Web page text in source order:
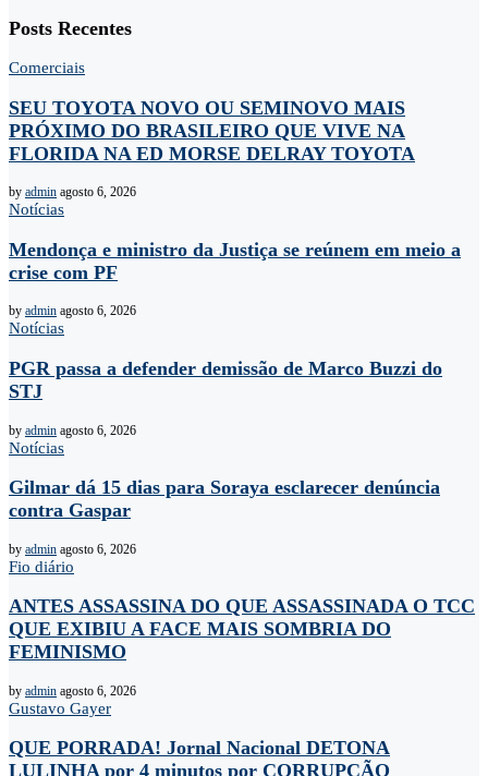
Posts Recentes
Comerciais
SEU TOYOTA NOVO OU SEMINOVO MAIS
PRÓXIMO DO BRASILEIRO QUE VIVE NA
FLORIDA NA ED MORSE DELRAY TOYOTA
by admin agosto 6, 2026
Notícias
Mendonça e ministro da Justiça se reúnem em meio a
crise com PF
by admin agosto 6, 2026
Notícias
PGR passa a defender demissão de Marco Buzzi do
STJ
by admin agosto 6, 2026
Notícias
Gilmar dá 15 dias para Soraya esclarecer denúncia
contra Gaspar
by admin agosto 6, 2026
Fio diário
ANTES ASSASSINA DO QUE ASSASSINADA O TCC
QUE EXIBIU A FACE MAIS SOMBRIA DO
FEMINISMO
by admin agosto 6, 2026
Gustavo Gayer
QUE PORRADA! Jornal Nacional DETONA
LULINHA por 4 minutos por CORRUPÇÃO